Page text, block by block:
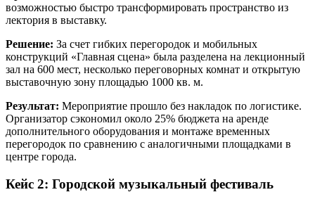
возможностью быстро трансформировать пространство из
лектория в выставку.
Решение: За счет гибких перегородок и мобильных
конструкций «Главная сцена» была разделена на лекционный
зал на 600 мест, несколько переговорных комнат и открытую
выставочную зону площадью 1000 кв. м.
Результат: Мероприятие прошло без накладок по логистике.
Организатор сэкономил около 25% бюджета на аренде
дополнительного оборудования и монтаже временных
перегородок по сравнению с аналогичными площадками в
центре города.
Кейс 2: Городской музыкальный фестиваль